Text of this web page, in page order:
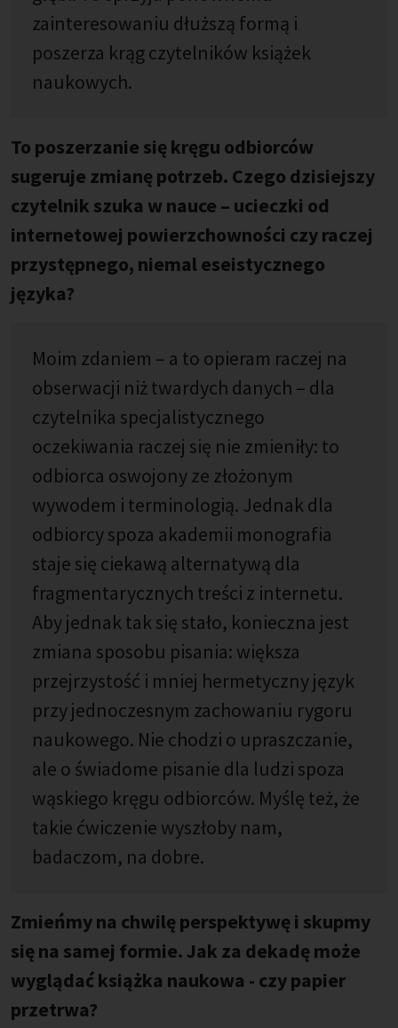
zainteresowaniu dłuższą formą i
poszerza krąg czytelników książek
naukowych.
To poszerzanie się kręgu odbiorców
sugeruje zmianę potrzeb. Czego dzisiejszy
czytelnik szuka w nauce – ucieczki od
internetowej powierzchowności czy raczej
przystępnego, niemal eseistycznego
języka?
Moim zdaniem – a to opieram raczej na
obserwacji niż twardych danych – dla
czytelnika specjalistycznego
oczekiwania raczej się nie zmieniły: to
odbiorca oswojony ze złożonym
wywodem i terminologią. Jednak dla
odbiorcy spoza akademii monografia
staje się ciekawą alternatywą dla
fragmentarycznych treści z internetu.
Aby jednak tak się stało, konieczna jest
zmiana sposobu pisania: większa
przejrzystość i mniej hermetyczny język
przy jednoczesnym zachowaniu rygoru
naukowego. Nie chodzi o upraszczanie,
ale o świadome pisanie dla ludzi spoza
wąskiego kręgu odbiorców. Myślę też, że
takie ćwiczenie wyszłoby nam,
badaczom, na dobre.
Zmieńmy na chwilę perspektywę i skupmy
się na samej formie. Jak za dekadę może
wyglądać książka naukowa - czy papier
przetrwa?